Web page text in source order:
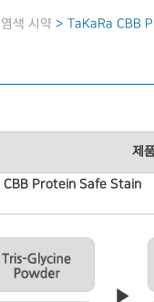
색 시약 > TaKaRa CBB
제
CBB Protein Safe Stain